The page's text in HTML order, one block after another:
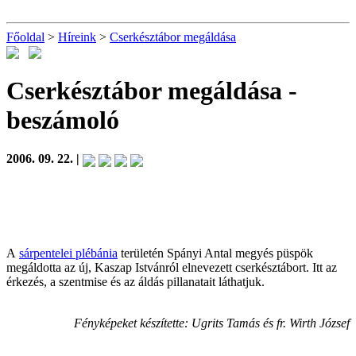
Főoldal > Híreink > Cserkésztábor megáldása
Cserkésztábor megáldása -
beszámoló
2006. 09. 22. |
A sárpentelei plébánia területén Spányi Antal megyés püspök
megáldotta az új, Kaszap Istvánról elnevezett cserkésztábort. Itt az
érkezés, a szentmise és az áldás pillanatait láthatjuk.
Fényképeket készítette: Ugrits Tamás és fr. Wirth József